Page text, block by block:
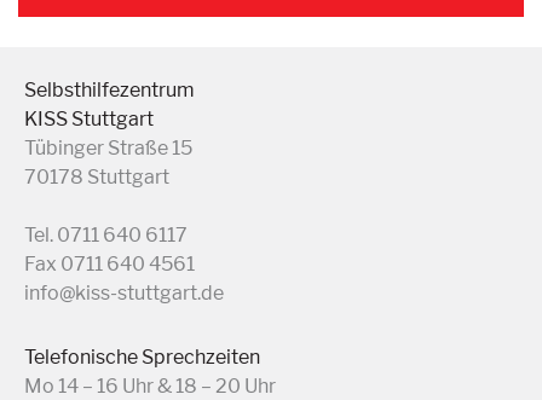
Selbsthilfezentrum
KISS Stuttgart
Tübinger Straße 15
70178 Stuttgart
Tel. 0711 640 6117
Fax 0711 640 4561
info@kiss-stuttgart.de
Telefonische Sprechzeiten
Mo 14 – 16 Uhr & 18 – 20 Uhr